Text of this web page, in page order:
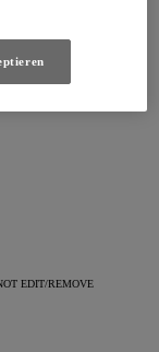
auch nach der Abwicklung
Dem Inhalt der
EDIT/REMOVE